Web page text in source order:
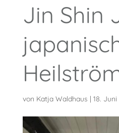
Jin Shin
von Katja Waldhaus | 18.